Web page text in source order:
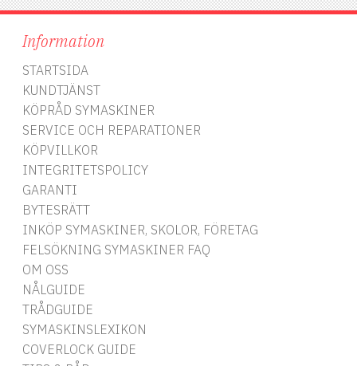
Information
STARTSIDA
KUNDTJÄNST
KÖPRÅD SYMASKINER
SERVICE OCH REPARATIONER
KÖPVILLKOR
INTEGRITETSPOLICY
GARANTI
BYTESRÄTT
INKÖP SYMASKINER, SKOLOR, FÖRETAG
FELSÖKNING SYMASKINER FAQ
OM OSS
NÅLGUIDE
TRÅDGUIDE
SYMASKINSLEXIKON
COVERLOCK GUIDE